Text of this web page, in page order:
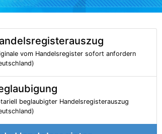
vom Handelsregister sofort anfordern
beglaubigter Handelsregisterauszug